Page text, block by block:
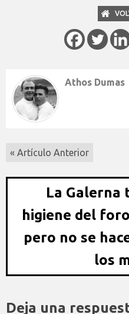
Athos Dumas
« Artículo Anterior
La Galerna
higiene del
pero no se
los
Deja una